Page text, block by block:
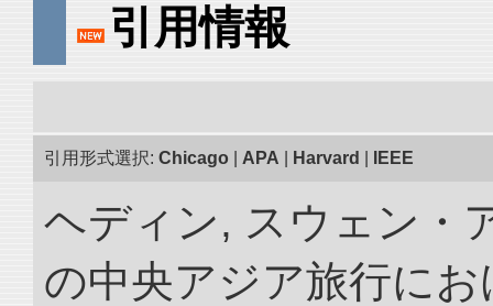
引用情報
引用形式選択: Chicago APA Harvard IEEE
ヘディン, スウェン・
の中央アジア旅行にお